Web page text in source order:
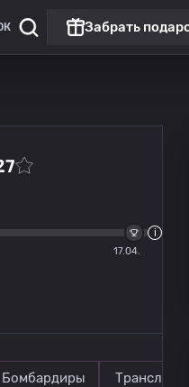
Забрать
17.04.
Бомбардиры Трансляции
08.08